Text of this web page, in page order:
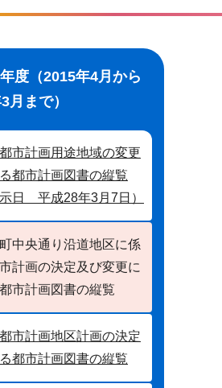
度（2015年4月から
月まで）
市計画用途地域の変更
都市計画図書の縦覧
示日 平成28年3月7日）
中央通り沿道地区に係
計画の決定及び変更に
市計画図書の縦覧
市計画地区計画の決定
都市計画図書の縦覧